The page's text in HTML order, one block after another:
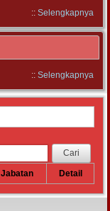
:: Selengkapnya
:: Selengkapnya
Jabatan Detail